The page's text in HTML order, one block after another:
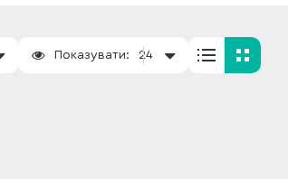
Показувати: 24